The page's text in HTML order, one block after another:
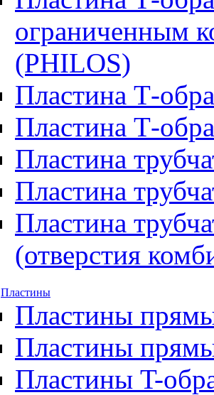
ограниченным
(PHILOS)
Пластина Т-
Пластина Т-
Пластина
Пластина
Пластина
(отверстия
Пластины
Пластины
Пластины
Пластины T-